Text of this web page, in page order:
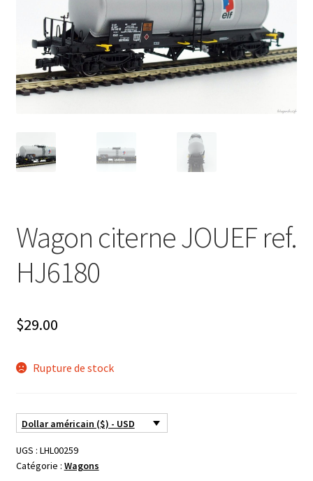
Glossaire
Évènements à venir
Téléchargement
Wagon citerne JOUEF ref.
HJ6180
$29.00
Rupture de stock
Dollar américain ($) - USD
UGS : LHL00259
Catégorie : Wagons